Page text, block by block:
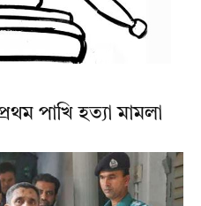
পাখি হত্যা মামলা